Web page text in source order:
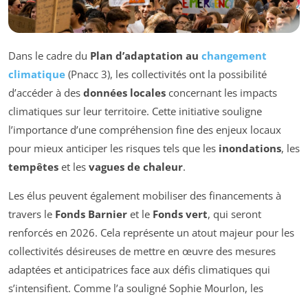
Dans le cadre du Plan d’adaptation au changement
climatique (Pnacc 3), les collectivités ont la possibilité
d’accéder à des données locales concernant les impacts
climatiques sur leur territoire. Cette initiative souligne
l’importance d’une compréhension fine des enjeux locaux
pour mieux anticiper les risques tels que les inondations, les
tempêtes et les vagues de chaleur.
Les élus peuvent également mobiliser des financements à
travers le Fonds Barnier et le Fonds vert, qui seront
renforcés en 2026. Cela représente un atout majeur pour les
collectivités désireuses de mettre en œuvre des mesures
adaptées et anticipatrices face aux défis climatiques qui
s’intensifient. Comme l’a souligné Sophie Mourlon, les